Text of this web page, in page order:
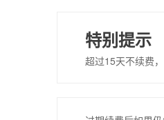
特别提示
超过15天不续费